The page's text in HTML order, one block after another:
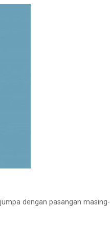
dengan pasangan masing-